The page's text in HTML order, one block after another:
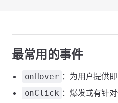
最常用的事件
onHover ：为用户提供即
onClick ：爆发或有针对